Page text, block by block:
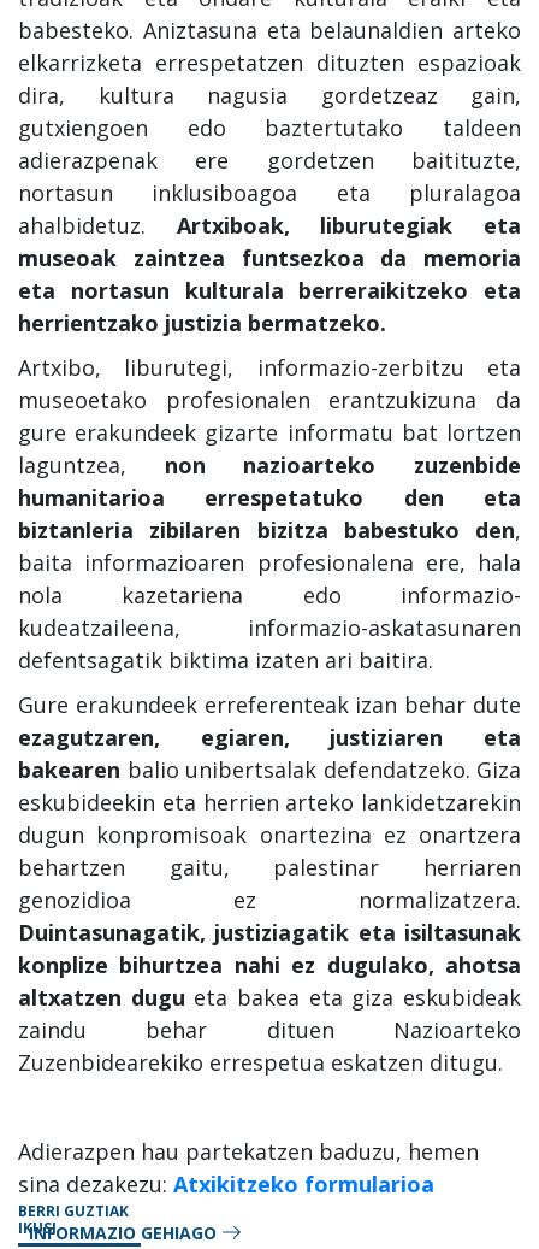
babesteko. Aniztasuna eta belaunaldien arteko
elkarrizketa errespetatzen dituzten espazioak
dira, kultura nagusia gordetzeaz gain,
gutxiengoen edo baztertutako taldeen
adierazpenak ere gordetzen baitituzte,
nortasun inklusiboagoa eta pluralagoa
ahalbidetuz. Artxiboak, liburutegiak eta
museoak zaintzea funtsezkoa da memoria
eta nortasun kulturala berreraikitzeko eta
herrientzako justizia bermatzeko.
Artxibo, liburutegi, informazio-zerbitzu eta
museoetako profesionalen erantzukizuna da
gure erakundeek gizarte informatu bat lortzen
laguntzea, non nazioarteko zuzenbide
humanitarioa errespetatuko den eta
biztanleria zibilaren bizitza babestuko den,
baita informazioaren profesionalena ere, hala
nola kazetariena edo informazio-
kudeatzaileena, informazio-askatasunaren
defentsagatik biktima izaten ari baitira.
Gure erakundeek erreferenteak izan behar dute
ezagutzaren, egiaren, justiziaren eta
bakearen balio unibertsalak defendatzeko. Giza
eskubideekin eta herrien arteko lankidetzarekin
dugun konpromisoak onartezina ez onartzera
behartzen gaitu, palestinar herriaren
genozidioa ez normalizatzera.
Duintasunagatik, justiziagatik eta isiltasunak
konplize bihurtzea nahi ez dugulako, ahotsa
altxatzen dugu eta bakea eta giza eskubideak
zaindu behar dituen Nazioarteko
Zuzenbidearekiko errespetua eskatzen ditugu.
Adierazpen hau partekatzen baduzu, hemen
sina dezakezu: Atxikitzeko formularioa
INFORMAZIO GEHIAGO
BERRI GUZTIAK
IKUSI